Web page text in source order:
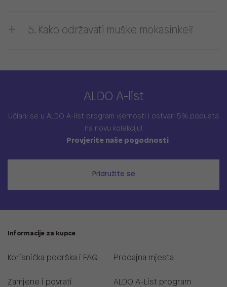
5. Kako održavati muške mokasinke?
ALDO A-list
Učlani se u ALDO A-list program vjernosti i ostvari 5% popusta
na novu kolekciju!
Provjerite naše pogodnosti
Pridružite se
Informacije za kupce
Korisnička podrška i FAQ
Zamjene i povrati
Prodajna mjesta
ALDO A-List program